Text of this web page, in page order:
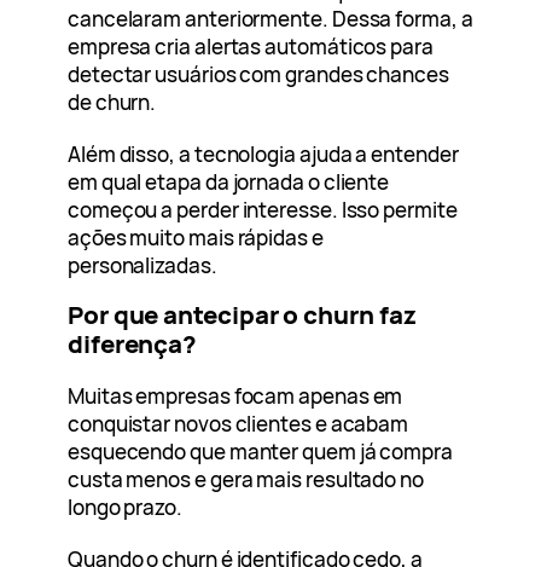
cancelaram anteriormente. Dessa forma, a
empresa cria alertas automáticos para
detectar usuários com grandes chances
de churn.
Além disso, a tecnologia ajuda a entender
em qual etapa da jornada o cliente
começou a perder interesse. Isso permite
ações muito mais rápidas e
personalizadas.
Por que antecipar o churn faz
diferença?
Muitas empresas focam apenas em
conquistar novos clientes e acabam
esquecendo que manter quem já compra
custa menos e gera mais resultado no
longo prazo.
Quando o churn é identificado cedo, a